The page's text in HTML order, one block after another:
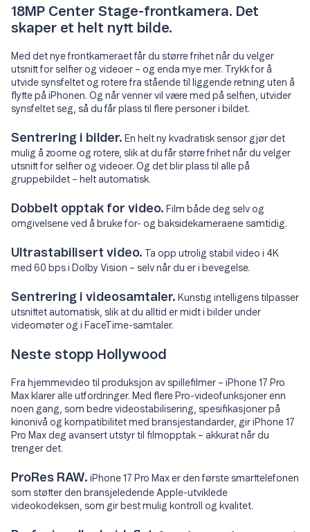
18MP Center Stage-frontkamera. Det
skaper et helt nytt bilde.
Med det nye frontkameraet får du større frihet når du velger
utsnitt for selfier og videoer – og enda mye mer. Trykk for å
utvide synsfeltet og rotere fra stående til liggende retning uten å
flytte på iPhonen. Og når venner vil være med på selfien, utvider
synsfeltet seg, så du får plass til flere personer i bildet.
Sentrering i bilder. En helt ny kvadratisk sensor gjør det
mulig å zoome og rotere, slik at du får større frihet når du velger
utsnitt for selfier og videoer. Og det blir plass til alle på
gruppebildet – helt automatisk.
Dobbelt opptak for video. Film både deg selv og
omgivelsene ved å bruke for- og baksidekameraene samtidig.
Ultrastabilisert video. Ta opp utrolig stabil video i 4K
med 60 bps i Dolby Vision – selv når du er i bevegelse.
Sentrering i videosamtaler. Kunstig intelligens tilpasser
utsnittet automatisk, slik at du alltid er midt i bilder under
videomøter og i FaceTime-samtaler.
Neste stopp Hollywood
Fra hjemmevideo til produksjon av spillefilmer – iPhone 17 Pro
Max klarer alle utfordringer. Med flere Pro-videofunksjoner enn
noen gang, som bedre videostabilisering, spesifikasjoner på
kinonivå og kompatibilitet med bransjestandarder, gir iPhone 17
Pro Max deg avansert utstyr til filmopptak – akkurat når du
trenger det.
ProRes RAW. iPhone 17 Pro Max er den første smarttelefonen
som støtter den bransjeledende Apple-utviklede
videokodeksen, som gir best mulig kontroll og kvalitet.